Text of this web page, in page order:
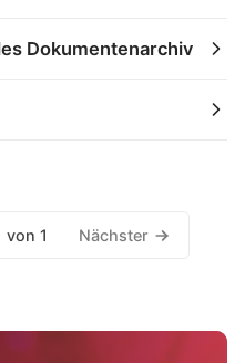
Dokumentenarchiv
von 1 Nächster